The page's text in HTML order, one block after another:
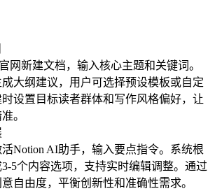
网新建文档，输入核心主题和关键词。
大纲建议，用户可选择预设模板或自定
设置目标读者群体和写作风格偏好，让
。
Notion AI助手，输入要点指令。系统根
5个内容选项，支持实时编辑调整。通过
自由度，平衡创新性和准确性需求。